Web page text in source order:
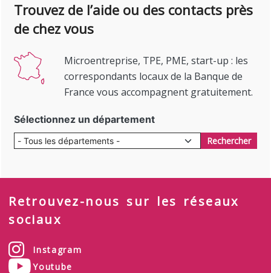
Trouvez de l’aide ou des contacts près
de chez vous
Microentreprise, TPE, PME, start-up : les
correspondants locaux de la Banque de
France vous accompagnent gratuitement.
Sélectionnez un département
Rechercher
Retrouvez-nous sur les réseaux
sociaux
Instagram
Youtube